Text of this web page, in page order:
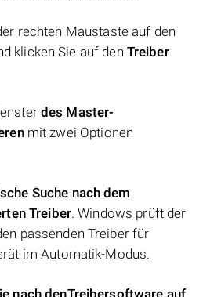
rechten Maustaste auf den
klicken Sie auf den Treiber
des Master-
mit zwei Optionen
Suche nach dem
Treiber. Windows prüft der
passenden Treiber für
im Automatik-Modus.
nach denTreibersoftware auf